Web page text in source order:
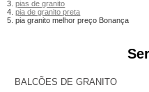
pias de granito
pia de granito preta
pia granito melhor preço Bonança
BALCÕES DE GRANITO